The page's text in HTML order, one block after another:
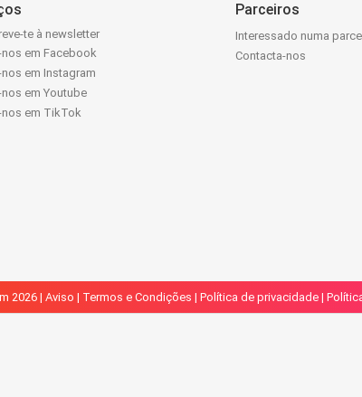
te à newsletter
nos em Facebook
em Instagram
em Youtube
nos em TikTok
Parceiros
Interessado numa
Contacta-nos
2026 | Aviso | Termos e Condições | Política de privacidade |